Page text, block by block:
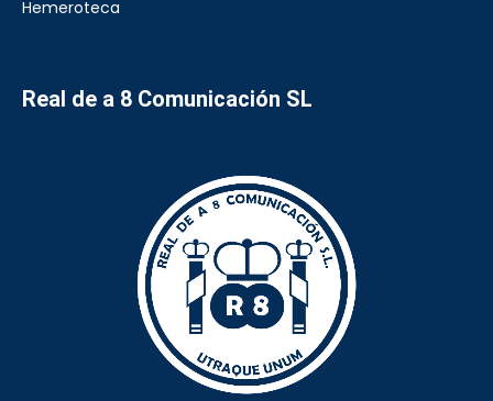
Hemeroteca
Real de a 8 Comunicación SL